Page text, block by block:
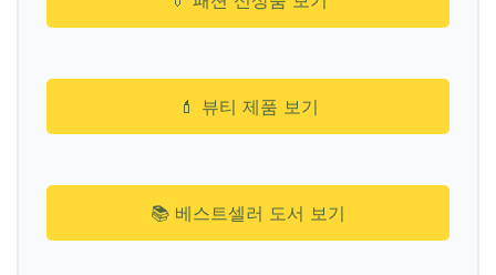
💄 뷰티 제품 보기
📚 베스트셀러 도서 보기